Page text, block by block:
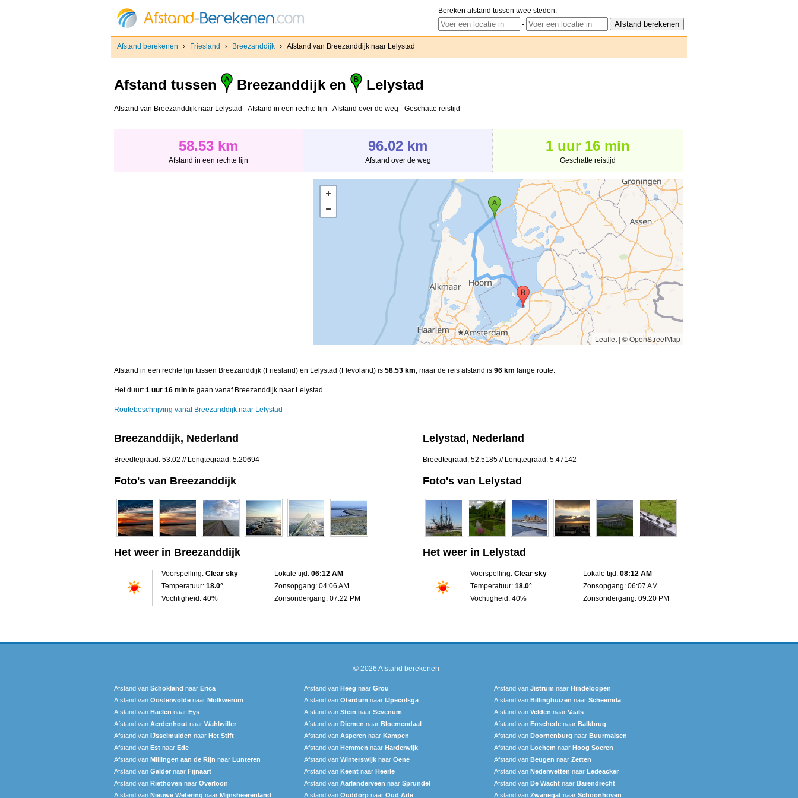
Bereken afstand tussen twee steden:
-
Afstand berekenen › Friesland › Breezanddijk › Afstand van Breezanddijk naar Lelystad
Afstand tussen Breezanddijk en Lelystad
Afstand van Breezanddijk naar Lelystad - Afstand in een rechte lijn - Afstand over de weg - Geschatte reistijd
58.53 km
Afstand in een rechte lijn
96.02 km
Afstand over de weg
1 uur 16 min
Geschatte reistijd
Leaflet | © OpenStreetMap
Afstand in een rechte lijn tussen Breezanddijk (Friesland) en Lelystad (Flevoland) is 58.53 km, maar de reis afstand is 96 km lange route.
Het duurt1 uur 16 min te gaan vanaf Breezanddijk naar Lelystad.
Routebeschrijving vanaf Breezanddijk naar Lelystad
Breezanddijk, Nederland
Breedtegraad: 53.02 // Lengtegraad: 5.20694
Foto's van Breezanddijk
Het weer in Breezanddijk
Voorspelling: Clear sky
Temperatuur: 18.0°
Vochtigheid: 40%
Lokale tijd: 06:12 AM
Zonsopgang: 04:06 AM
Zonsondergang: 07:22 PM
Lelystad, Nederland
Breedtegraad: 52.5185 // Lengtegraad: 5.47142
Foto's van Lelystad
Het weer in Lelystad
Voorspelling: Clear sky
Temperatuur: 18.0°
Vochtigheid: 40%
Lokale tijd: 08:12 AM
Zonsopgang: 06:07 AM
Zonsondergang: 09:20 PM
© 2026 Afstand berekenen
Afstand van Schokland naar Erica Afstand van Heeg naar Grou Afstand van Jistrum naar Hindeloopen
Afstand van Oosterwolde naar Molkwerum Afstand van Oterdum naar IJpecolsga Afstand van Billinghuizen naar Scheemda
Afstand van Haelen naar Eys Afstand van Stein naar Sevenum Afstand van Velden naar Vaals
Afstand van Aerdenhout naar Wahlwiller Afstand van Diemen naar Bloemendaal Afstand van Enschede naar Balkbrug
Afstand van IJsselmuiden naar Het Stift Afstand van Asperen naar Kampen Afstand van Doornenburg naar Buurmalsen
Afstand van Est naar Ede Afstand van Hemmen naar Harderwijk Afstand van Lochem naar Hoog Soeren
Afstand van Millingen aan de Rijn naar Lunteren Afstand van Winterswijk naar Oene Afstand van Beugen naar Zetten
Afstand van Galder naar Fijnaart Afstand van Keent naar Heerle Afstand van Nederwetten naar Ledeacker
Afstand van Riethoven naar Overloon Afstand van Aarlanderveen naar Sprundel Afstand van De Wacht naar Barendrecht‎
Afstand van Nieuwe Wetering naar Mijnsheerenland Afstand van Ouddorp naar Oud Ade Afstand van Zwanegat naar Schoonhoven